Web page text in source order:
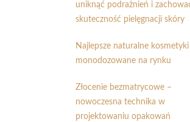
uniknąć podrażnień i
skuteczność pielęgnacji skóry
Najlepsze naturalne kosmetyki
monodozowane na rynku
Złocenie bezmatrycowe –
nowoczesna technika w
projektowaniu opakowań